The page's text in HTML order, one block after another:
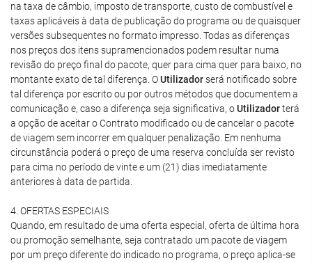
na taxa de câmbio, imposto de transporte, custo de combustível e
taxas aplicáveis à data de publicação do programa ou de quaisquer
versões subsequentes no formato impresso. Todas as diferenças
nos preços dos itens supramencionados podem resultar numa
revisão do preço final do pacote, quer para cima quer para baixo, no
montante exato de tal diferença. OUtilizadorserá notificado sobre
tal diferença por escrito ou por outros métodos que documentem a
comunicação e, caso a diferença seja significativa, oUtilizadorterá
a opção de aceitar o Contrato modificado ou de cancelar o pacote
de viagem sem incorrer em qualquer penalização. Em nenhuma
circunstância poderá o preço de uma reserva concluída ser revisto
para cima no período de vinte e um (21) dias imediatamente
anteriores à data de partida.
4. OFERTAS ESPECIAIS
Quando, em resultado de uma oferta especial, oferta de última hora
ou promoção semelhante, seja contratado um pacote de viagem
por um preço diferente do indicado no programa, o preço aplica-se